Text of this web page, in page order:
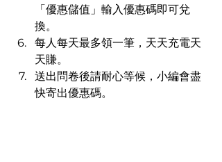
「優惠儲值」輸入優惠碼即可兌
換。
每人每天最多領一筆，天天充電天
天賺。
送出問卷後請耐心等候，小編會盡
快寄出優惠碼。